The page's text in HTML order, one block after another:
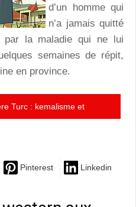
d’un homme qui
n’a jamais quitté
par la maladie qui ne lui
semaines de répit,
en province.
Turc : kemalisme et
Pinterest Linkedin